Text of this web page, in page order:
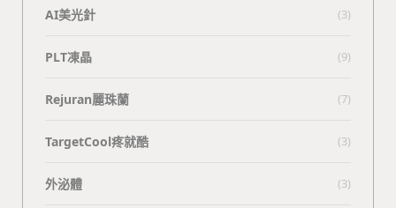
AI美光針 (3)
PLT凍晶 (9)
Rejuran麗珠蘭 (7)
TargetCool疼就酷 (3)
外泌體 (3)